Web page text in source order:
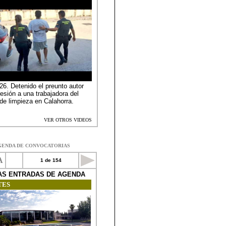
DE CONVOCATORIAS